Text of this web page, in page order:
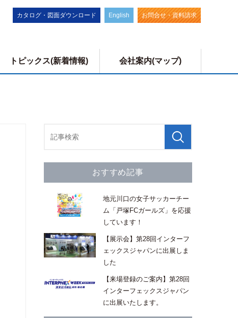
パレット洗浄機
その他ハンドリング設備
トピックス(新着情報) 会社案内(マップ)
カタログ・図面ダウンロード English お問合せ・資料請求
おすすめ記事
地元川口の女子サッカーチー
ム「戸塚FCガールズ」を応援
しています！
【展示会】第28回インターフ
ェックスジャパンに出展しま
した
【来場登録のご案内】第28回
インターフェックスジャパン
に出展いたします。